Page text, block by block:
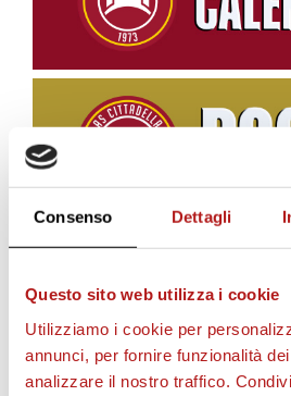
Consenso Dettagli
Questo sito web utilizza i cookie
Utilizziamo i cookie per
annunci, per fornire funzionalità
analizzare il nostro traffico.
BIGLIETTI